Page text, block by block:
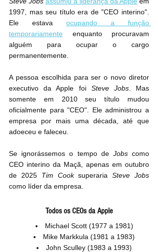
1997, mas seu título era de "CEO interino".
Ele estava ocupando a função
temporariamente enquanto procuravam
alguém para ocupar o cargo
permanentemente.
A pessoa escolhida para ser o novo diretor
executivo da Apple foi Steve Jobs. Mas
somente em 2010 seu título mudou
oficialmente para "CEO". Ele administrou a
empresa por mais uma década, até que
adoeceu e faleceu.
Se ignorássemos o tempo de Jobs como
CEO interino da Maçã, apenas em outubro
de 2025 Tim Cook superaria Steve Jobs
como líder da empresa.
Todos os CEOs da Apple
Michael Scott (1977 a 1981)
Mike Markkula (1981 a 1983)
John Sculley (1983 a 1993)